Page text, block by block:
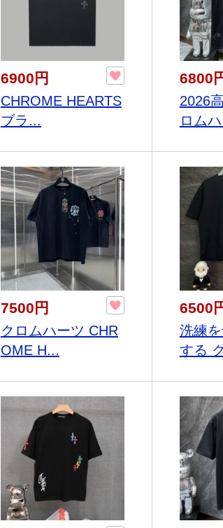
6900円
CHROME HEARTS
ブラ...
6800
2026
ロム
7500円
クロムハーツ CHR
OME H...
6500
洗練
する